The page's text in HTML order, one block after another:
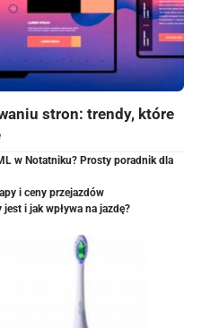
stron: trendy, które
w Notatniku? Prosty poradnik dla
i ceny przejazdów
i jak wpływa na jazdę?